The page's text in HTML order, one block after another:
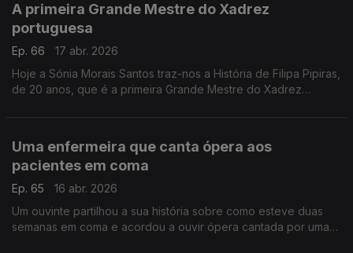
A primeira Grande Mestre do Xadrez
portuguesa
Ep. 66
17 abr. 2026
Hoje a Sónia Morais Santos traz-nos a História de Filipa Pipiras,
de 20 anos, que é a primeira Grande Mestre do Xadrez
Uma enfermeira que canta ópera aos
pacientes em coma
Ep. 65
16 abr. 2026
Um ouvinte partilhou a sua história sobre como esteve duas
semanas em coma e acordou a ouvir ópera cantada por uma